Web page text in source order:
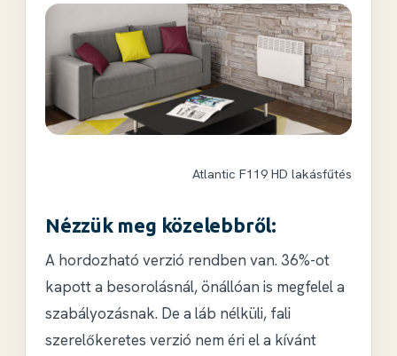
Atlantic F119 HD lakásfűtés
Nézzük meg közelebbről:
A hordozható verzió rendben van. 36%-ot
kapott a besorolásnál,önállóan is megfelel a
szabályozásnak. De a láb nélküli, fali
szerelőkeretes verzió nem éri el a kívánt